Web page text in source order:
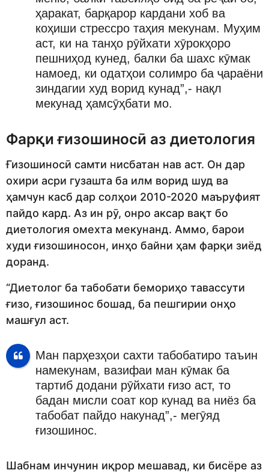
ҳаракат, барқарор кардани хоб ва
коҳиши стрессро таҳия мекунам. Муҳим
аст, ки на танҳо рӯйхати хӯрокҳоро
пешниҳод кунед, балки ба шахс кӯмак
намоед, ки одатҳои солимро ба ҷараёни
зиндагии худ ворид кунад”,- нақл
мекунад ҳамсӯҳбати мо.
Фарқи ғизошиносӣ аз диетология
Ғизошиносӣ самти нисбатан нав аст. Он дар
охири асри гузашта ба илм ворид шуд ва
ҳамчун касб дар солҳои 2010-2020 маъруфият
пайдо кард. Аз ин рӯ, онро аксар вақт бо
диетология омехта мекунанд. Аммо, барои
худи ғизошиносон, инҳо байни ҳам фарқи зиёд
доранд.
“Диетолог ба табобати бемориҳо тавассути
ғизо, ғизошинос бошад, ба пешгирии онҳо
машғул аст.
Ман парҳезҳои сахти табобатиро таъин
намекунам, вазифаи ман кӯмак ба
тартиб додани рӯйхати ғизо аст, то
бадан мисли соат кор кунад ва ниёз ба
табобат пайдо накунад”,- мегӯяд
ғизошинос.
Шабнам инчунин иқрор мешавад, ки бисёре аз